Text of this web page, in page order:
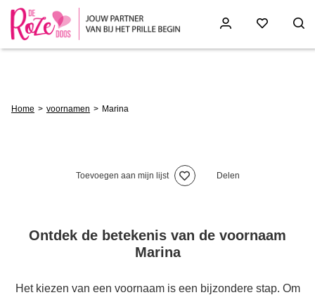
Home voornamen Marina
Toevoegen aan mijn lijst Delen
Ontdek de betekenis van de voornaam
Marina
Het kiezen van een voornaam is een bijzondere stap. Om